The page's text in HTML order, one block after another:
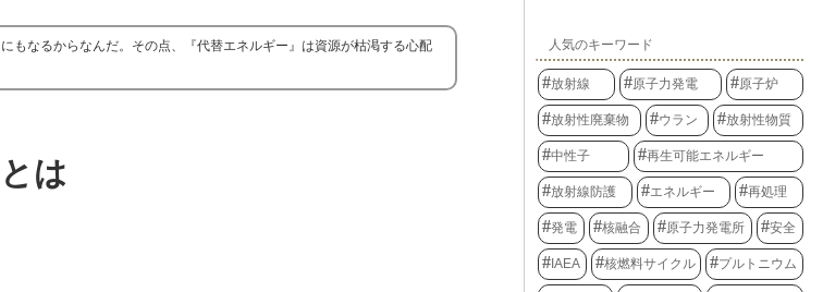
もなるからなんだ。その点、『代替エネルギー』は資源が枯渇する心配
は
人気のキーワード
放射線 原子力発電 原子炉
放射性廃棄物 ウラン 放射性物質
中性子 再生可能エネルギー
放射線防護 エネルギー 再処理
発電 核融合 原子力発電所 安全
IAEA 核燃料サイクル プルトニウム